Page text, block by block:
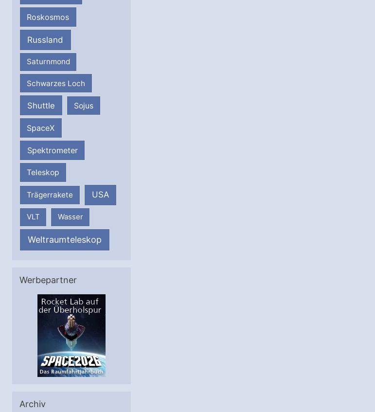
Roskosmos
Russland
Saturnmond
Schwarzes Loch
Shuttle Sojus
SpaceX
Spektrometer
Teleskop
Trägerrakete USA
VLT Wasser
Weltraumteleskop
Werbepartner
Archiv